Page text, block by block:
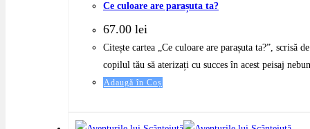
Ce culoare are parașuta ta?
67.00 lei
Citește cartea „Ce culoare are parașuta ta?”,
copilul tău să aterizați cu succes în acest peisaj
Adaugă în Coș